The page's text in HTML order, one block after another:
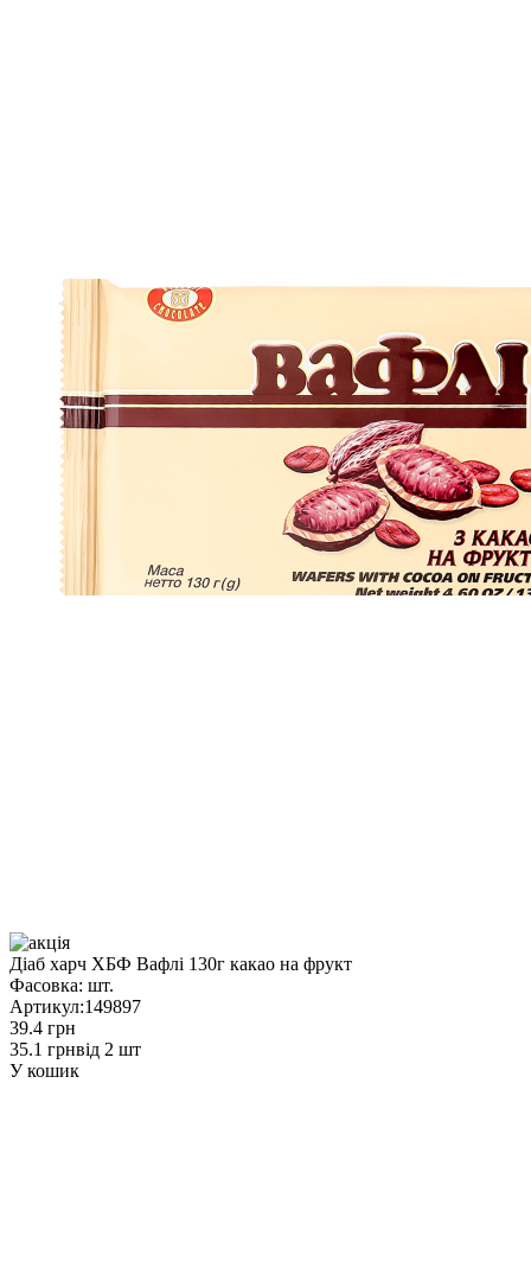
Діаб харч ХБФ Вафлі 130г какао на фрукт
Фасовка: шт.
Артикул:149897
39.4 грн
35.1 грнвід 2 шт
У кошик